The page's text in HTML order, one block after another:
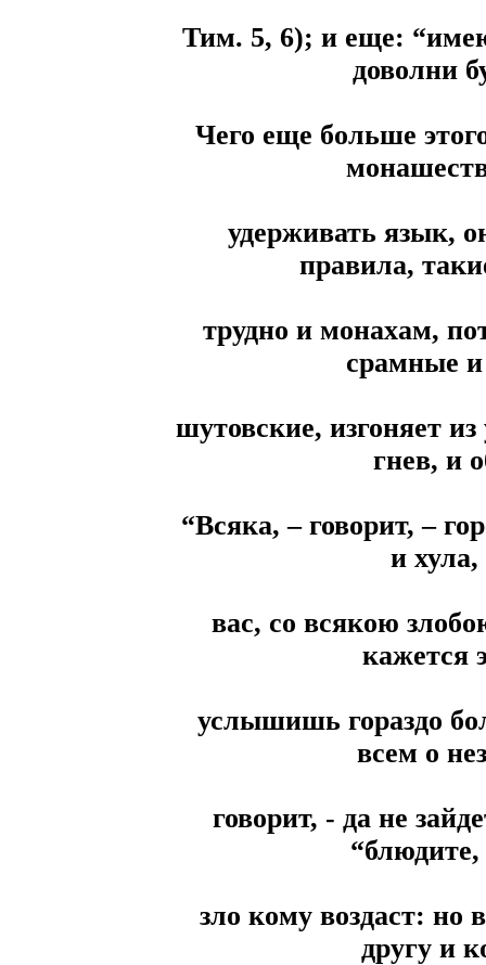
Тим. 5, 6); и еще:
доволни
Чего еще больше
удерживать язык,
правила,
трудно и монахам,
срамные
шутовские, изгоняет
гнев, и
“Всяка, – говорит, –
и хула,
вас, со всякою
кажется
услышишь гораздо
всем о
говорит, - да не
“блюдите,
зло кому воздаст: но
другу и